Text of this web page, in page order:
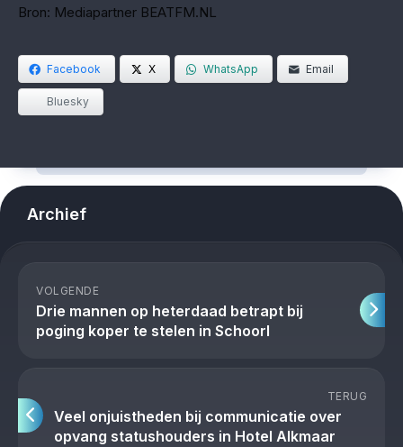
Bron: Mediapartner BEATFM.NL
Facebook X WhatsApp Email
Bluesky
Archief
VOLGENDE
Drie mannen op heterdaad betrapt bij
poging koper te stelen in Schoorl
TERUG
Veel onjuistheden bij communicatie over
opvang statushouders in Hotel Alkmaar